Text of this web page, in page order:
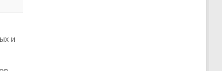
и